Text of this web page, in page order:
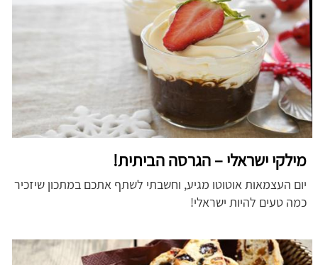
מילקי ישראלי – הגרסה הביתית!
יום העצמאות אוטוטו מגיע, וחשבתי לשתף אתכם במתכון שיזכיר
כמה טעים להיות ישראלי!